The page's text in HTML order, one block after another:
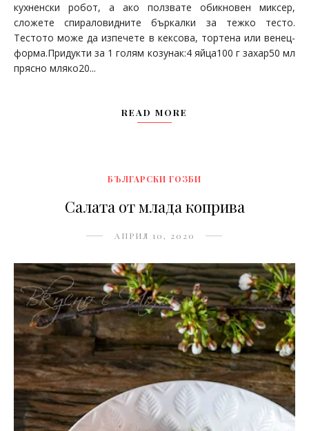
кухненски робот, а ако ползвате обикновен миксер,
сложете спираловидните бъркалки за тежко тесто.
Тестото може да изпечете в кексова, тортена или венец-
форма.Придукти за 1 голям козунак:4 яйца100 г захар50 мл
прясно мляко20...
READ MORE
БЪЛГАРСКИ ГОЗБИ
Салата от млада коприва
АПРИЛ 10, 2020